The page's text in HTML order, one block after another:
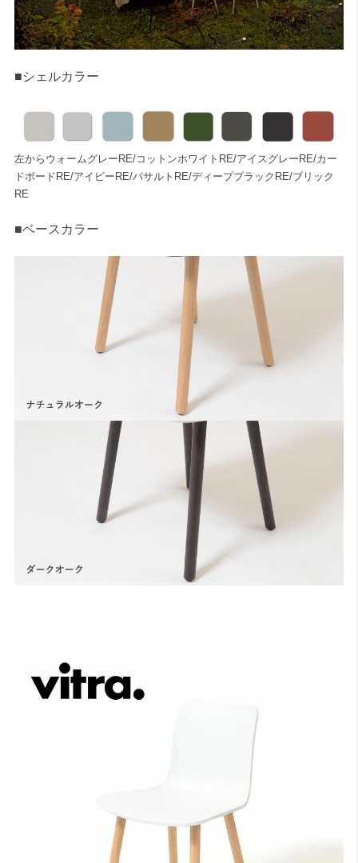
■シェルカラー
左からウォームグレーRE/コットンホワイトRE/アイスグレーRE/カー
ドボードRE/アイビーRE/バサルトRE/ディープブラックRE/ブリック
RE
■ベースカラー